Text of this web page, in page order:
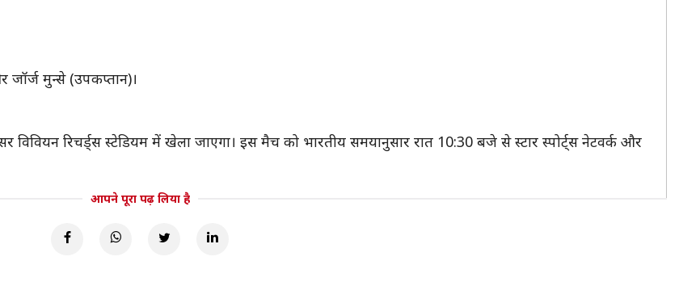
जॉर्ज मुन्से (उपकप्तान)।
रिचर्ड्स स्टेडियम में खेला जाएगा। इस मैच को भारतीय समयानुसार रात 10:30 बजे से स्टार स्पोर्ट्स नेटवर्क और
आपने पूरा पढ़ लिया है